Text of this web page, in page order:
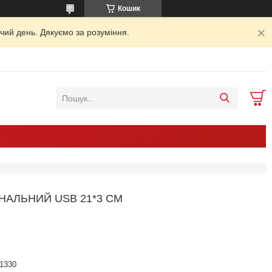
Кошик
день. Дякуємо за розуміння.
USB 21*3 СМ
1330